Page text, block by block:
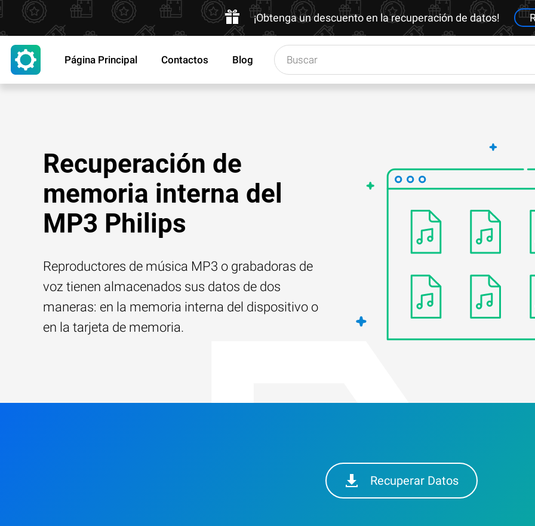
¡Obtenga un descuento en la recuperación de datos!
Página Principal Contactos Blog
Recuperación de
memoria interna del
MP3 Philips
Reproductores de música MP3 o grabadoras de
voz tienen almacenados sus datos de dos
maneras: en la memoria interna del dispositivo o
en la tarjeta de memoria.
Recuperar Datos